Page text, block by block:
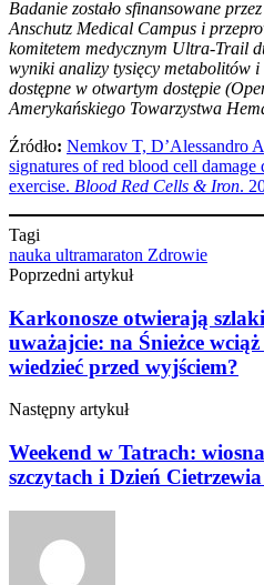
Badanie zostało sfinansowane
Anschutz Medical Campus i
komitetem medycznym Ultra-Trail
wyniki analizy tysięcy metabolitów
dostępne w otwartym dostępie
Amerykańskiego Towarzystwa
Źródło: Nemkov T, D’Alessandro
signatures of red blood cell damage
exercise. Blood Red Cells & Iron.
Tagi
nauka ultramaraton Zdrowie
Poprzedni artykuł
Karkonosze otwierają
uważajcie: na Śnieżce
wiedzieć przed wyjściem?
Następny artykuł
Weekend w Tatrach:
szczytach i Dzień